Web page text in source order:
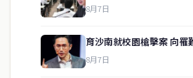
8月7日
育沙南就校園槍擊案 向
8月7日